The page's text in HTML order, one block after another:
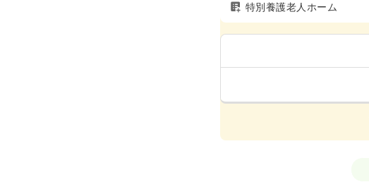
特別養護老人ホーム